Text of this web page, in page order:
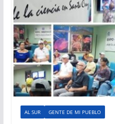
AL SUR GENTE DE MI PUEBLO